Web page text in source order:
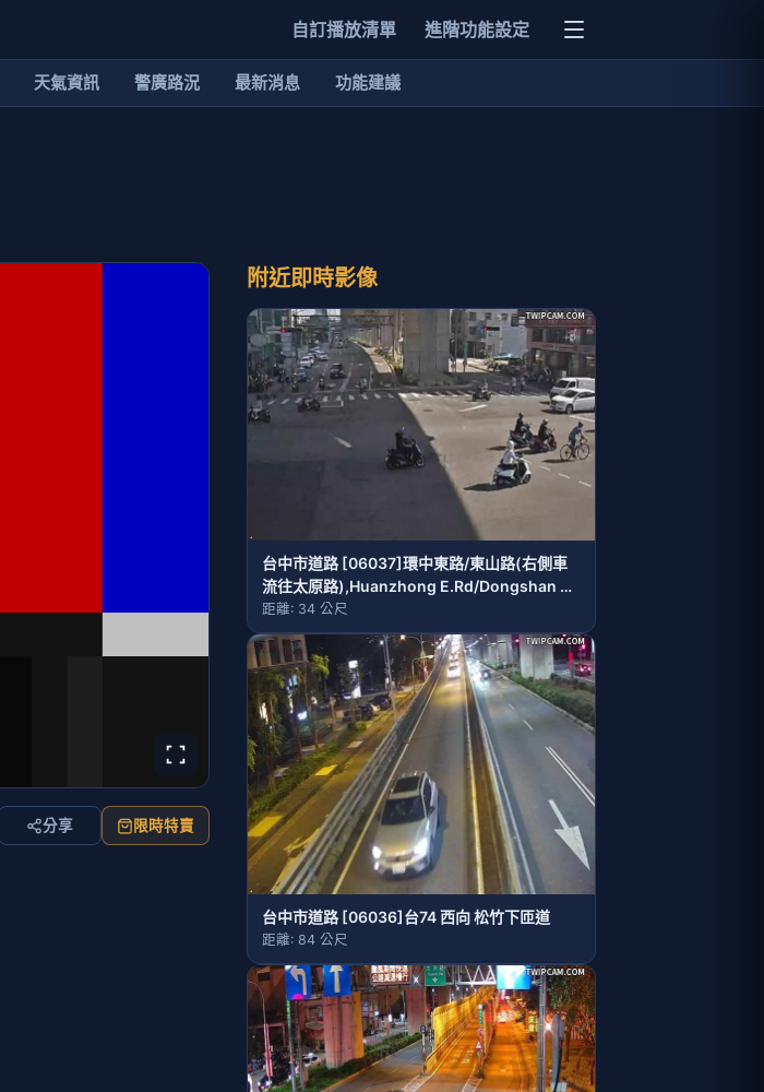
自訂播放清單 進階功能設定
天氣資訊 警廣路況 最新消息 功能建議
分享 限時特賣
附近即時影像
台中市道路 [06037]環中東路/東山路(右側車
流往太原路),Huanzhong E.Rd/Dongshan Rd
距離: 34 公尺
台中市道路 [06036]台74 西向 松竹下匝道
距離: 84 公尺